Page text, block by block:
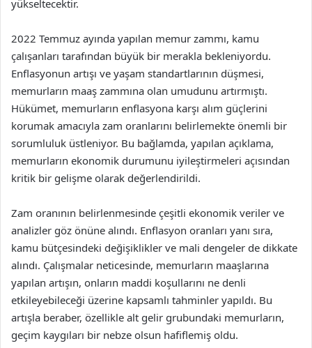
yükseltecektir.
2022 Temmuz ayında yapılan memur zammı, kamu
çalışanları tarafından büyük bir merakla bekleniyordu.
Enflasyonun artışı ve yaşam standartlarının düşmesi,
memurların maaş zammına olan umudunu artırmıştı.
Hükümet, memurların enflasyona karşı alım güçlerini
korumak amacıyla zam oranlarını belirlemekte önemli bir
sorumluluk üstleniyor. Bu bağlamda, yapılan açıklama,
memurların ekonomik durumunu iyileştirmeleri açısından
kritik bir gelişme olarak değerlendirildi.
Zam oranının belirlenmesinde çeşitli ekonomik veriler ve
analizler göz önüne alındı. Enflasyon oranları yanı sıra,
kamu bütçesindeki değişiklikler ve mali dengeler de dikkate
alındı. Çalışmalar neticesinde, memurların maaşlarına
yapılan artışın, onların maddi koşullarını ne denli
etkileyebileceği üzerine kapsamlı tahminler yapıldı. Bu
artışla beraber, özellikle alt gelir grubundaki memurların,
geçim kaygıları bir nebze olsun hafiflemiş oldu.